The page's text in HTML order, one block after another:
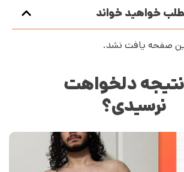
خواهید خواند
صفحه یافت نشد.
دلخواهت
نرسیدی؟